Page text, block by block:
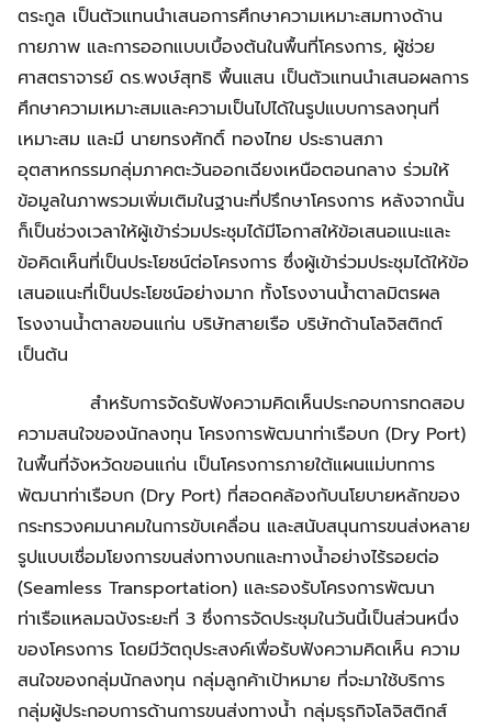
ตระกูล เป็นตัวแทนนำเสนอการศึกษาความเหมาะสมทางด้าน
กายภาพ และการออกแบบเบื้องต้นในพื้นที่โครงการ, ผู้ช่วย
ศาสตราจารย์ ดร.พงษ์สุทธิ พื้นแสน เป็นตัวแทนนำเสนอผลการ
ศึกษาความเหมาะสมและความเป็นไปได้ในรูปแบบการลงทุนที่
เหมาะสม และมี นายทรงศักดิ์ ทองไทย ประธานสภา
อุตสาหกรรมกลุ่มภาคตะวันออกเฉียงเหนือตอนกลาง ร่วมให้
ข้อมูลในภาพรวมเพิ่มเติมในฐานะที่ปรึกษาโครงการ หลังจากนั้น
ก็เป็นช่วงเวลาให้ผู้เข้าร่วมประชุมได้มีโอกาสให้ข้อเสนอแนะและ
ข้อคิดเห็นที่เป็นประโยชน์ต่อโครงการ ซึ่งผู้เข้าร่วมประชุมได้ให้ข้อ
เสนอแนะที่เป็นประโยชน์อย่างมาก ทั้งโรงงานน้ำตาลมิตรผล
โรงงานน้ำตาลขอนแก่น บริษัทสายเรือ บริษัทด้านโลจิสติกต์
เป็นต้น
สำหรับการจัดรับฟังความคิดเห็นประกอบการทดสอบ
ความสนใจของนักลงทุน โครงการพัฒนาท่าเรือบก (Dry Port)
ในพื้นที่จังหวัดขอนแก่น เป็นโครงการภายใต้แผนแม่บทการ
พัฒนาท่าเรือบก (Dry Port) ที่สอดคล้องกับนโยบายหลักของ
กระทรวงคมนาคมในการขับเคลื่อน และสนับสนุนการขนส่งหลาย
รูปแบบเชื่อมโยงการขนส่งทางบกและทางน้ำอย่างไร้รอยต่อ
(Seamless Transportation) และรองรับโครงการพัฒนา
ท่าเรือแหลมฉบังระยะที่ 3 ซึ่งการจัดประชุมในวันนี้เป็นส่วนหนึ่ง
ของโครงการ โดยมีวัตถุประสงค์เพื่อรับฟังความคิดเห็น ความ
สนใจของกลุ่มนักลงทุน กลุ่มลูกค้าเป้าหมาย ที่จะมาใช้บริการ
กลุ่มผู้ประกอบการด้านการขนส่งทางน้ำ กลุ่มธุรกิจโลจิสติกส์